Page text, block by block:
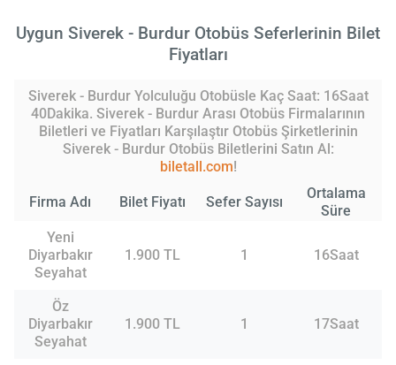
Uygun Siverek - Burdur Otobüs Seferlerinin Bilet
Fiyatları
Siverek - Burdur Yolculuğu Otobüsle Kaç Saat: 16Saat
40Dakika. Siverek - Burdur Arası Otobüs Firmalarının
Biletleri ve Fiyatları Karşılaştır Otobüs Şirketlerinin
Siverek - Burdur Otobüs Biletlerini Satın Al:
biletall.com!
Firma Adı Bilet Fiyatı Sefer Sayısı
Ortalama
Süre
Yeni
Diyarbakır
Seyahat
1.900 TL 1 16Saat
Öz
Diyarbakır
Seyahat
1.900 TL 1 17Saat